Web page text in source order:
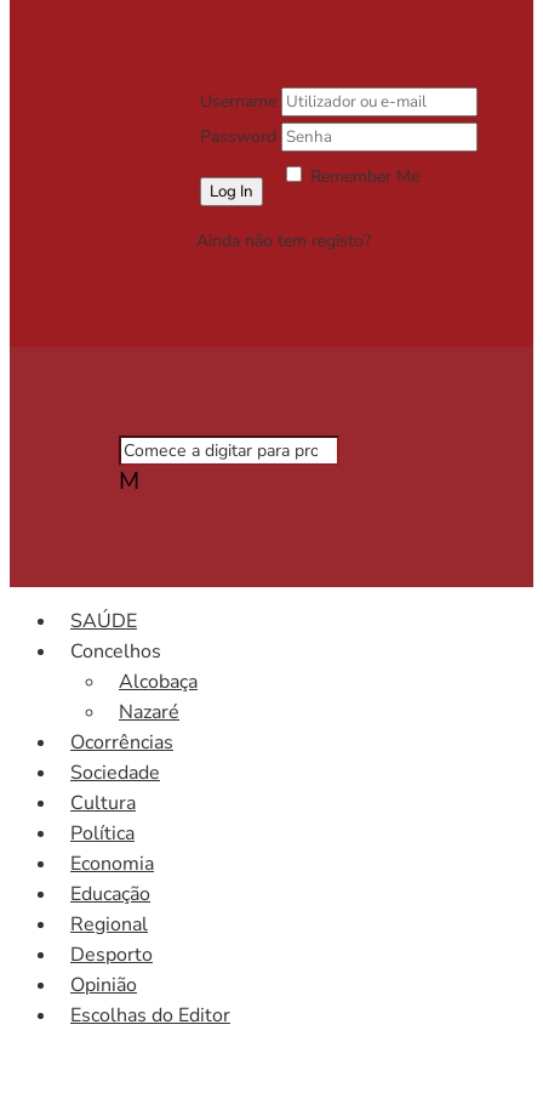
Username
Password
Remember Me
Ainda não tem registo?
M
SAÚDE
Concelhos
Alcobaça
Nazaré
Ocorrências
Sociedade
Cultura
Política
Economia
Educação
Regional
Desporto
Opinião
Escolhas do Editor